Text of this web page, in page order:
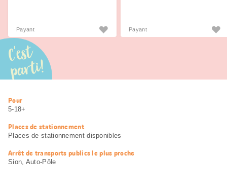
Payant Payant
C'est
parti!
Informations
utiles
Pour
5-18+
Places de stationnement
Places de stationnement disponibles
Arrêt de transports publics le plus proche
Sion, Auto-Pôle